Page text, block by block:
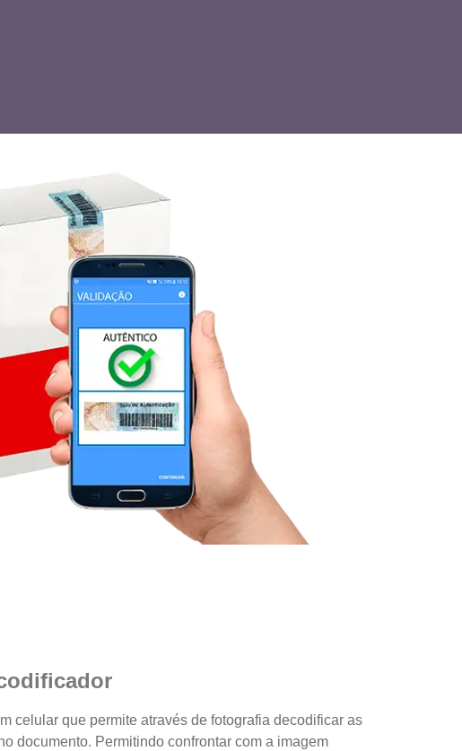
celular que permite através de fotografia decodificar as
documento. Permitindo confrontar com a imagem